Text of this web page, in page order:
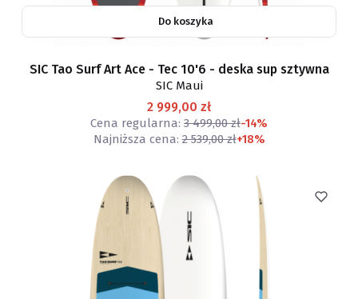
Do koszyka
SIC Tao Surf Art Ace - Tec 10'6 - deska sup sztywna
SIC Maui
2 999,00 zł
Cena regularna: 3 499,00 zł-14%
Najniższa cena: 2 539,00 zł+18%